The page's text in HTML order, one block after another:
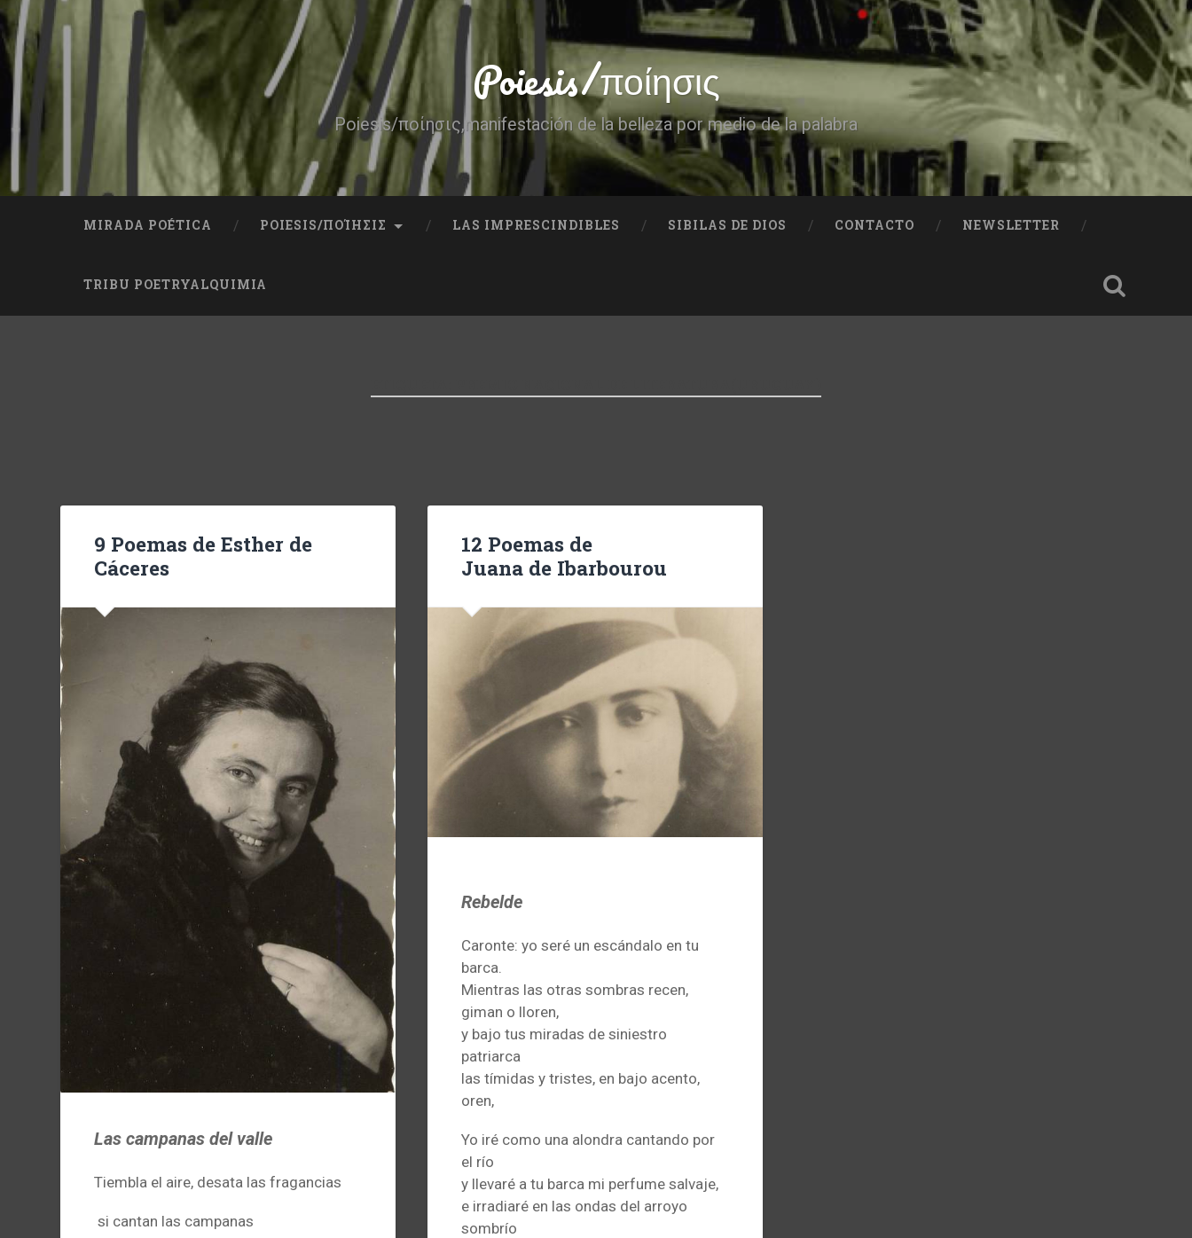
Skip
to
content
Search
Poiesis/ποίησις
Poiesis/ποίησις,manifestación de la belleza por medio de la palabra
MIRADA POÉTICA POIESIS/ΠΟΊΗΣΙΣ LAS IMPRESCINDIBLES SIBILAS DE DIOS CONTACTO NEWSLETTER
TRIBU POETRYALQUIMIA
9 Poemas de Esther de
Cáceres
Las campanas del valle
Tiembla el aire, desata las fragancias
si cantan las campanas
12 Poemas de
Juana de Ibarbourou
Rebelde
Caronte: yo seré un escándalo en tu
barca.
Mientras las otras sombras recen,
giman o lloren,
y bajo tus miradas de siniestro
patriarca
las tímidas y tristes, en bajo acento,
oren,
Yo iré como una alondra cantando por
el río
y llevaré a tu barca mi perfume salvaje,
e irradiaré en las ondas del arroyo
sombrío